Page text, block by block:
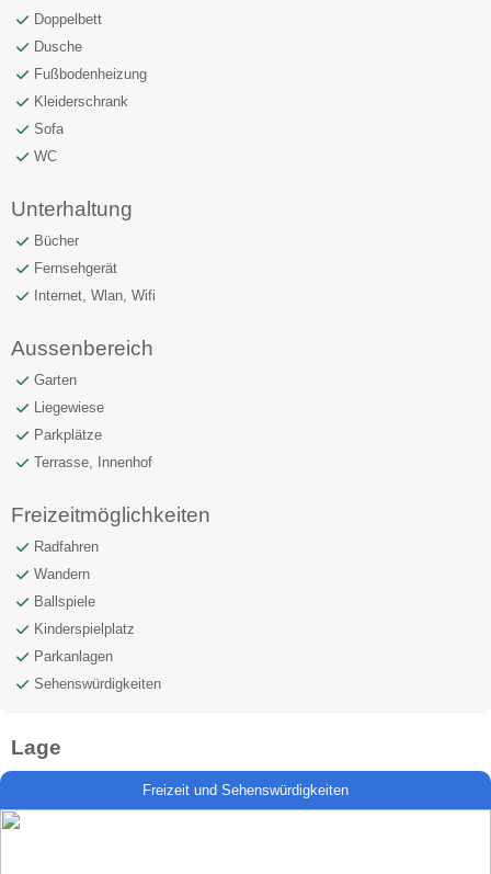
Doppelbett
Dusche
Fußbodenheizung
Kleiderschrank
Sofa
WC
Unterhaltung
Bücher
Fernsehgerät
Internet, Wlan, Wifi
Aussenbereich
Garten
Liegewiese
Parkplätze
Terrasse, Innenhof
Freizeitmöglichkeiten
Radfahren
Wandern
Ballspiele
Kinderspielplatz
Parkanlagen
Sehenswürdigkeiten
Lage
Freizeit und Sehenswürdigkeiten